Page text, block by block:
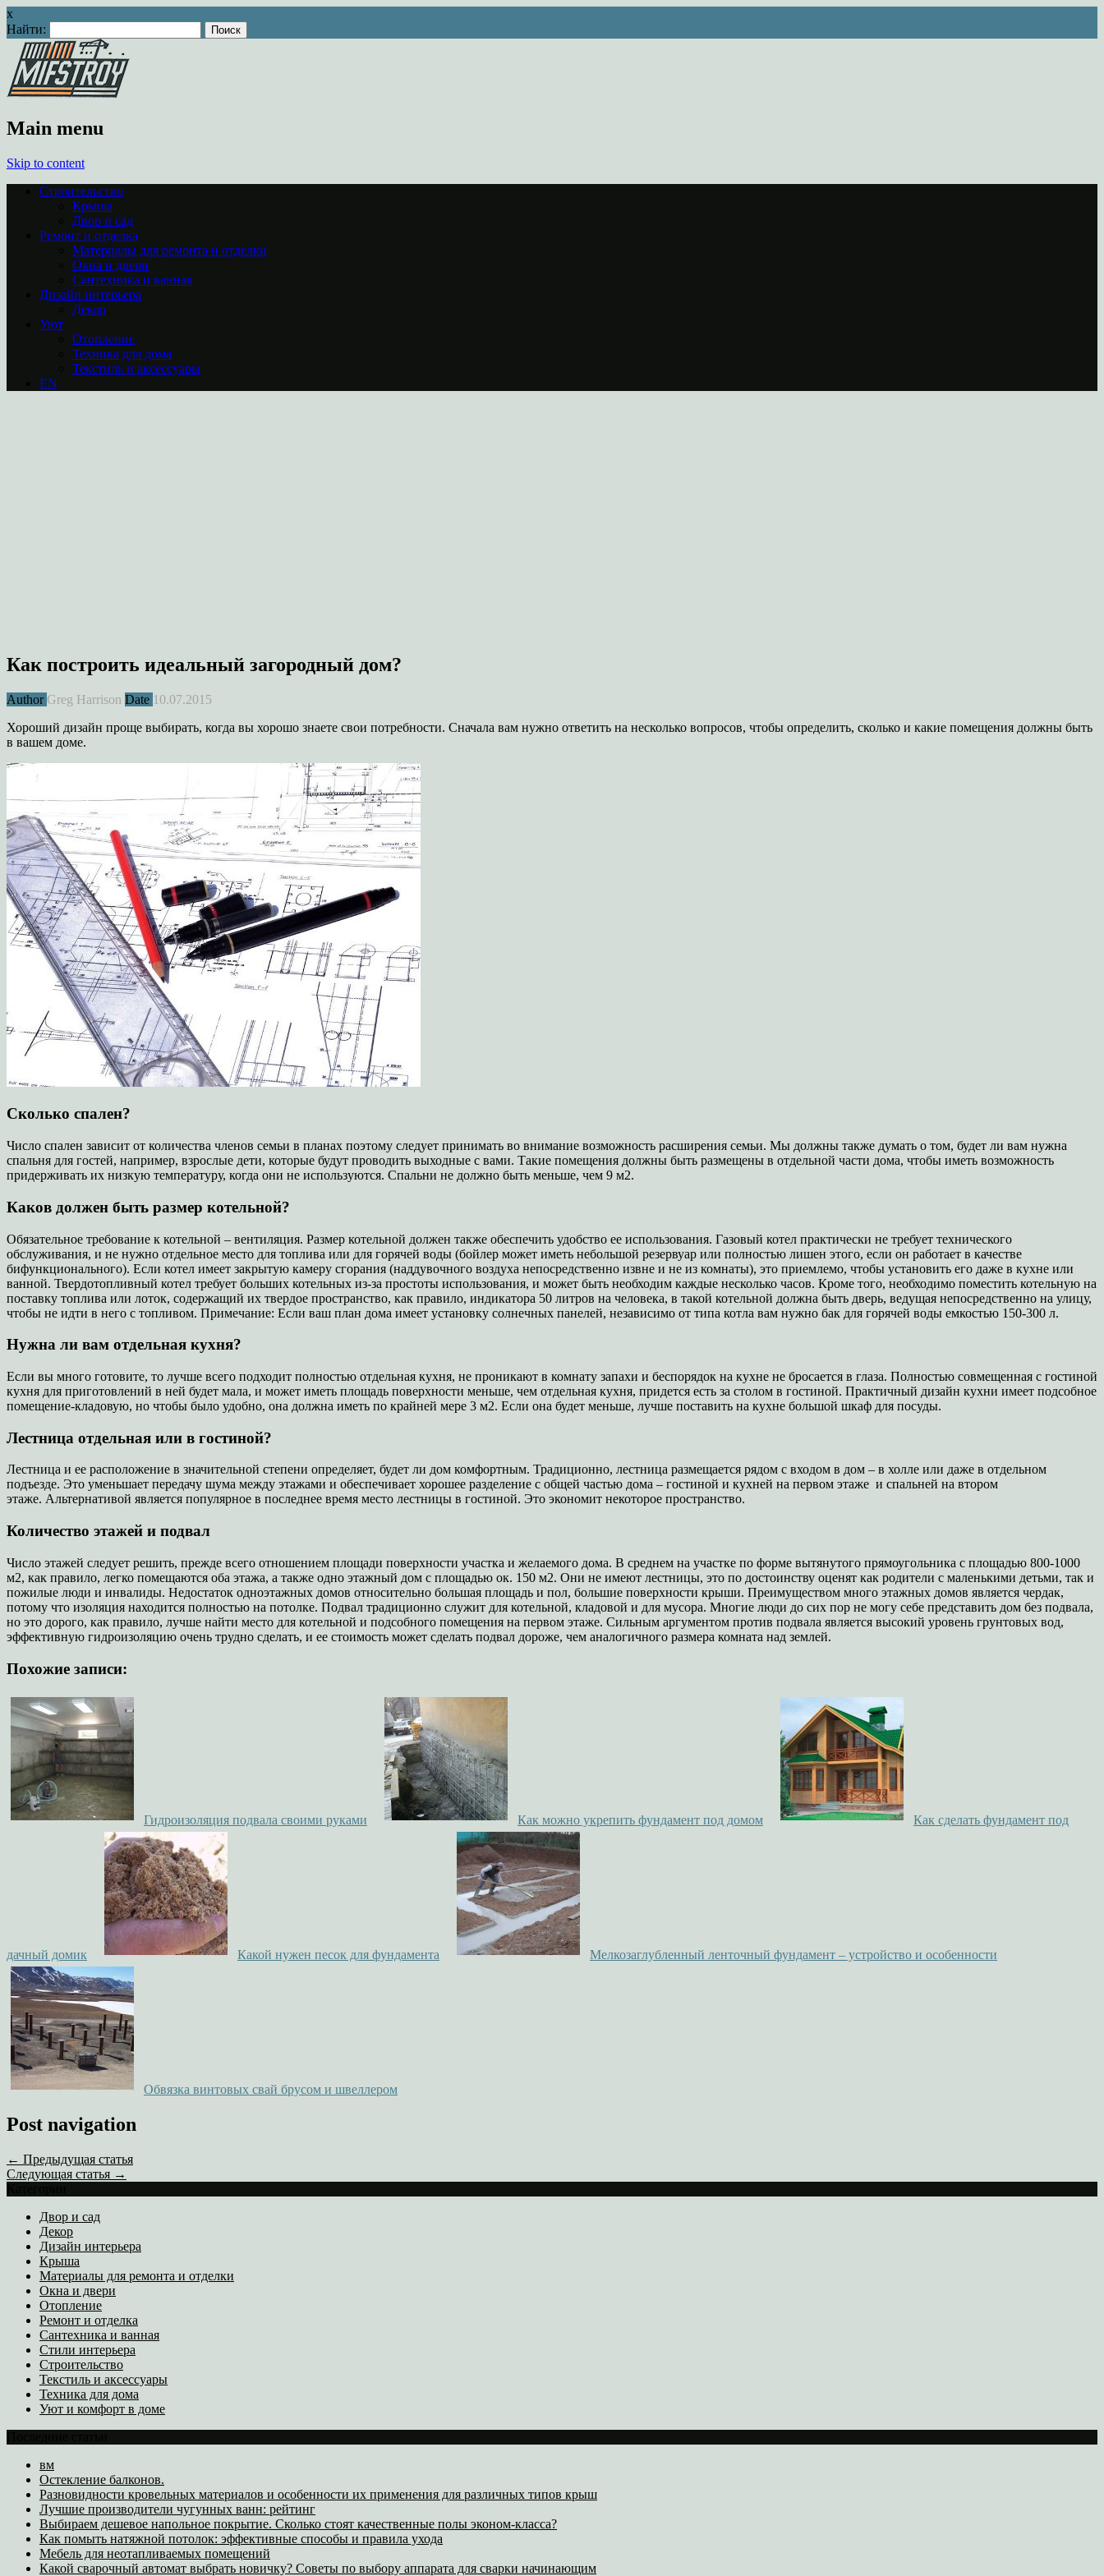
x
Найти:
Main menu
Skip to content
Строительство
Крыша
Двор и сад
Ремонт и отделка
Материалы для ремонта и отделки
Окна и двери
Сантехника и ванная
Дизайн интерьера
Декор
Уют
Отопление
Техника для дома
Текстиль и аксессуары
EN
Как построить идеальный загородный дом?
Author Greg Harrison Date 10.07.2015
Хороший дизайн проще выбирать, когда вы хорошо знаете свои потребности. Сначала вам нужно ответить на несколько вопросов, чтобы определить, сколько и какие помещения должны быть
в вашем доме.
Сколько спален?
Число спален зависит от количества членов семьи в планах поэтому следует принимать во внимание возможность расширения семьи. Мы должны также думать о том, будет ли вам нужна
спальня для гостей, например, взрослые дети, которые будут проводить выходные с вами. Такие помещения должны быть размещены в отдельной части дома, чтобы иметь возможность
придерживать их низкую температуру, когда они не используются. Спальни не должно быть меньше, чем 9 м2.
Каков должен быть размер котельной?
Обязательное требование к котельной – вентиляция. Размер котельной должен также обеспечить удобство ее использования. Газовый котел практически не требует технического
обслуживания, и не нужно отдельное место для топлива или для горячей воды (бойлер может иметь небольшой резервуар или полностью лишен этого, если он работает в качестве
бифункционального). Если котел имеет закрытую камеру сгорания (наддувочного воздуха непосредственно извне и не из комнаты), это приемлемо, чтобы установить его даже в кухне или
ванной. Твердотопливный котел требует больших котельных из-за простоты использования, и может быть необходим каждые несколько часов. Кроме того, необходимо поместить котельную на
поставку топлива или лоток, содержащий их твердое пространство, как правило, индикатора 50 литров на человека, в такой котельной должна быть дверь, ведущая непосредственно на улицу,
чтобы не идти в него с топливом. Примечание: Если ваш план дома имеет установку солнечных панелей, независимо от типа котла вам нужно бак для горячей воды емкостью 150-300 л.
Нужна ли вам отдельная кухня?
Если вы много готовите, то лучше всего подходит полностью отдельная кухня, не проникают в комнату запахи и беспорядок на кухне не бросается в глаза. Полностью совмещенная с гостиной
кухня для приготовлений в ней будет мала, и может иметь площадь поверхности меньше, чем отдельная кухня, придется есть за столом в гостиной. Практичный дизайн кухни имеет подсобное
помещение-кладовую, но чтобы было удобно, она должна иметь по крайней мере 3 м2. Если она будет меньше, лучше поставить на кухне большой шкаф для посуды.
Лестница отдельная или в гостиной?
Лестница и ее расположение в значительной степени определяет, будет ли дом комфортным. Традиционно, лестница размещается рядом с входом в дом – в холле или даже в отдельном
подъезде. Это уменьшает передачу шума между этажами и обеспечивает хорошее разделение с общей частью дома – гостиной и кухней на первом этаже и спальней на втором
этаже. Альтернативой является популярное в последнее время место лестницы в гостиной. Это экономит некоторое пространство.
Количество этажей и подвал
Число этажей следует решить, прежде всего отношением площади поверхности участка и желаемого дома. В среднем на участке по форме вытянутого прямоугольника с площадью 800-1000
м2, как правило, легко помещаются оба этажа, а также одно этажный дом с площадью ок. 150 м2. Они не имеют лестницы, это по достоинству оценят как родители с маленькими детьми, так и
пожилые люди и инвалиды. Недостаток одноэтажных домов относительно большая площадь и пол, большие поверхности крыши. Преимуществом много этажных домов является чердак,
потому что изоляция находится полностью на потолке. Подвал традиционно служит для котельной, кладовой и для мусора. Многие люди до сих пор не могу себе представить дом без подвала,
но это дорого, как правило, лучше найти место для котельной и подсобного помещения на первом этаже. Сильным аргументом против подвала является высокий уровень грунтовых вод,
эффективную гидроизоляцию очень трудно сделать, и ее стоимость может сделать подвал дороже, чем аналогичного размера комната над землей.
Похожие записи:
Гидроизоляция подвала своими руками Как можно укрепить фундамент под домом Как сделать фундамент под
дачный домик Какой нужен песок для фундамента Мелкозаглубленный ленточный фундамент – устройство и особенности
Обвязка винтовых свай брусом и швеллером
Post navigation
← Предыдущая статья
Следующая статья →
Двор и сад
Декор
Дизайн интерьера
Крыша
Материалы для ремонта и отделки
Окна и двери
Отопление
Ремонт и отделка
Сантехника и ванная
Стили интерьера
Строительство
Текстиль и аксессуары
Техника для дома
Уют и комфорт в доме
вм
Остекление балконов.
Разновидности кровельных материалов и особенности их применения для различных типов крыш
Лучшие производители чугунных ванн: рейтинг
Выбираем дешевое напольное покрытие. Сколько стоят качественные полы эконом-класса?
Как помыть натяжной потолок: эффективные способы и правила ухода
Мебель для неотапливаемых помещений
Какой сварочный автомат выбрать новичку? Советы по выбору аппарата для сварки начинающим